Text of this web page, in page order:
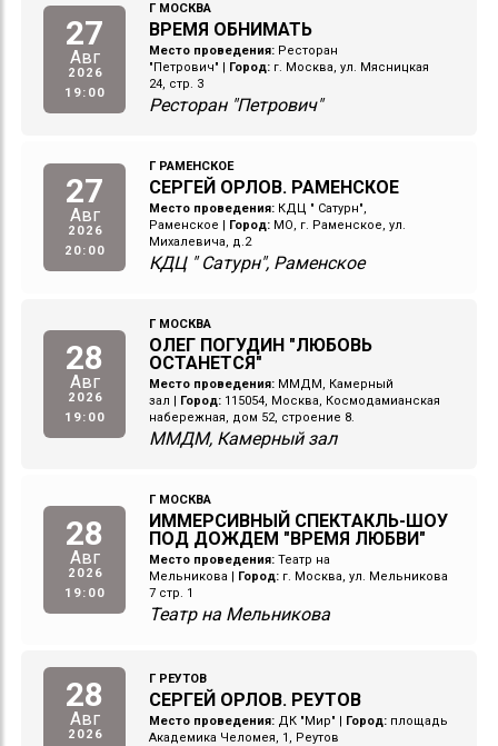
27
Авг
2026
19:00
Г МОСКВА
ВРЕМЯ ОБНИМАТЬ
Место проведения: Ресторан
"Петрович"
Город: г. Москва, ул. Мясницкая
24, стр. 3
Ресторан "Петрович"
27
Авг
2026
20:00
Г РАМЕНСКОЕ
СЕРГЕЙ ОРЛОВ. РАМЕНСКОЕ
Место проведения: КДЦ " Сатурн",
Раменское
Город: МО, г. Раменское, ул.
Михалевича, д.2
КДЦ " Сатурн", Раменское
28
Авг
2026
19:00
Г МОСКВА
ОЛЕГ ПОГУДИН "ЛЮБОВЬ
ОСТАНЕТСЯ"
Место проведения: ММДМ, Камерный
зал
Город: 115054, Москва, Космодамианская
набережная, дом 52, строение 8.
ММДМ, Камерный зал
28
Авг
2026
19:00
Г МОСКВА
ИММЕРСИВНЫЙ СПЕКТАКЛЬ-ШОУ
ПОД ДОЖДЕМ "ВРЕМЯ ЛЮБВИ"
Место проведения: Театр на
Мельникова
Город: г. Москва, ул. Мельникова
7 стр. 1
Театр на Мельникова
28
Авг
2026
Г РЕУТОВ
СЕРГЕЙ ОРЛОВ. РЕУТОВ
Место проведения: ДК "Мир" | Город: площадь
Академика Челомея, 1, Реутов